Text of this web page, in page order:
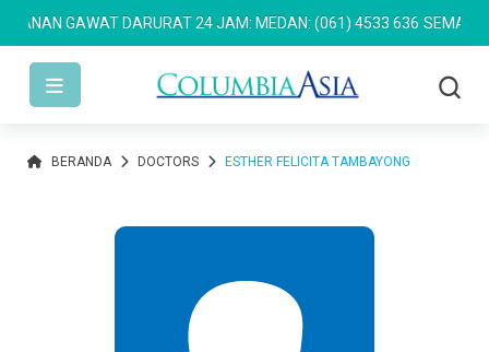
GAWAT DARURAT 24 JAM: MEDAN: (061) 4533 636
BERANDA DOCTORS ESTHER FELICITA TAMBAYONG